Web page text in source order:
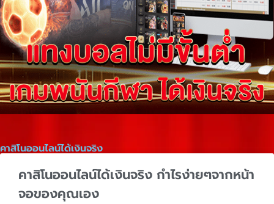
คาสิโนออนไลน์ได้เงินจริง
คาสิโนออนไลน์ได้เงินจริง กำไรง่ายๆจากหน้า
จอของคุณเอง